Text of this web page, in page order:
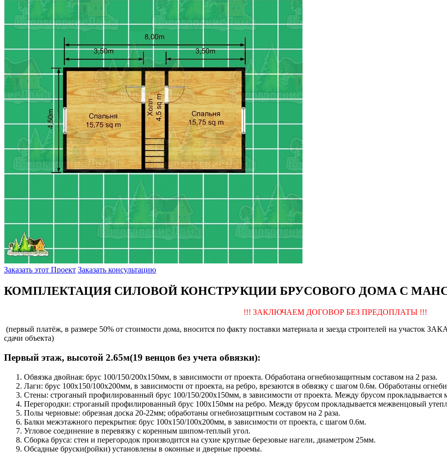
Заказать этот Проект Заказать консультацию
КОМПЛЕКТАЦИЯ СИЛОВОЙ КОНСТРУКЦИИ БРУСОВОГО ДОМА С
!!! ЗАКЛЮЧАЕМ ДОГОВОР БЕЗ ПРЕДОПЛАТЫ !!!
(первый платёж, в размере 50% от стоимости дома, вносится по факту поставки материала и заезда строителей на участок
сдачи объекта)
Первый этаж, высотой 2.65м(19 венцов без учета обвязки):
Обвязка двойная: брус 100/150/200х150мм, в зависимости от проекта. Обработана огнебиозащитным составом на 2 раза.
Лаги: брус 100х150/100х200мм, в зависимости от проекта, на ребро, врезаются в обвязку с шагом 0.6м. Обработаны
Стены: строганый профилированный брус 100/150/200х150мм, в зависимости от проекта. Между брусом прокладывается
Перегородки: строганый профилированный брус 100х150мм на ребро. Между брусом прокладывается межвенцовый
Полы черновые: обрезная доска 20-22мм; обработаны огнебиозащитным составом на 2 раза.
Балки межэтажного перекрытия: брус 100х150/100х200мм, в зависимости от проекта, с шагом 0.6м.
Угловое соединение в перевязку с коренным шипом-теплый угол.
Сборка бруса: стен и перегородок производится на сухие круглые березовые нагели, диаметром 25мм.
Обсадные бруски(ройки) установлены в оконные и дверные проемы.